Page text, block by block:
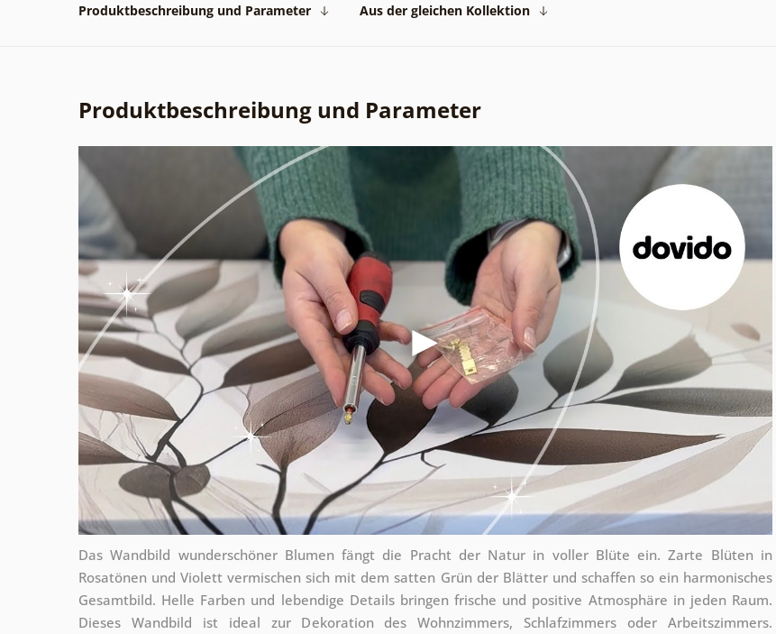
Produktbeschreibung und Parameter Aus der gleichen Kollektion
Produktbeschreibung und Parameter
Das Wandbild wunderschöner Blumen fängt die Pracht der Natur in voller Blüte ein. Zarte Blüten in
Rosatönen und Violett vermischen sich mit dem satten Grün der Blätter und schaffen so ein harmonisches
Gesamtbild. Helle Farben und lebendige Details bringen frische und positive Atmosphäre in jeden Raum.
Dieses Wandbild ist ideal zur Dekoration des Wohnzimmers, Schlafzimmers oder Arbeitszimmers.